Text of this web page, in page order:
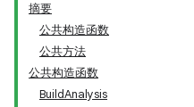
摘要
公共构造函数
公共方法
公共构造函数
BuildAnalysis